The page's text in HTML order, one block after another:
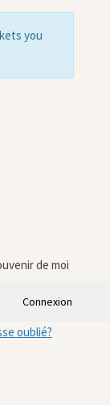
you
de moi
Connexion
oublié?